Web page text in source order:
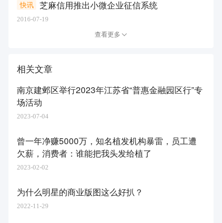
芝麻信用推出小微企业征信系统
快讯
2016-07-19
查看更多
相关文章
南京建邺区举行2023年江苏省“普惠金融园区行”专
场活动
2023-07-04
曾一年净赚5000万，知名植发机构暴雷，员工遭
欠薪，消费者：谁能把我头发给植了
2023-02-02
为什么明星的商业版图这么好扒？
2022-11-29